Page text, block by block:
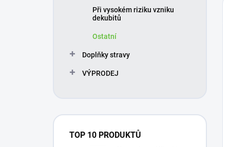
Při vysokém riziku vzniku
dekubitů
Ostatní
Doplňky stravy
VÝPRODEJ
TOP 10 PRODUKTŮ